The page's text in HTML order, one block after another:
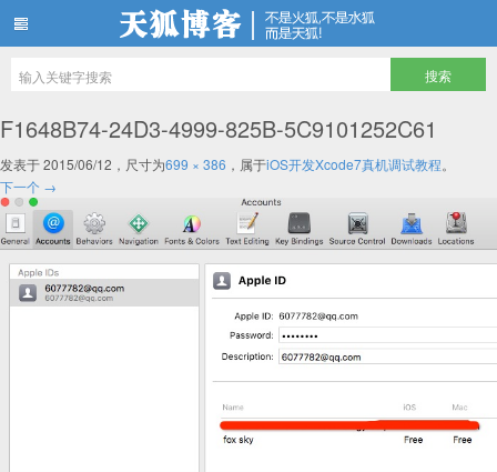
天狐博客
F1648B74-24D3-4999-825B-5C9101252C61
发表于2015/06/12 ，尺寸为699 × 386 ，属于iOS开发Xcode7真机调试教程。
下一个 →